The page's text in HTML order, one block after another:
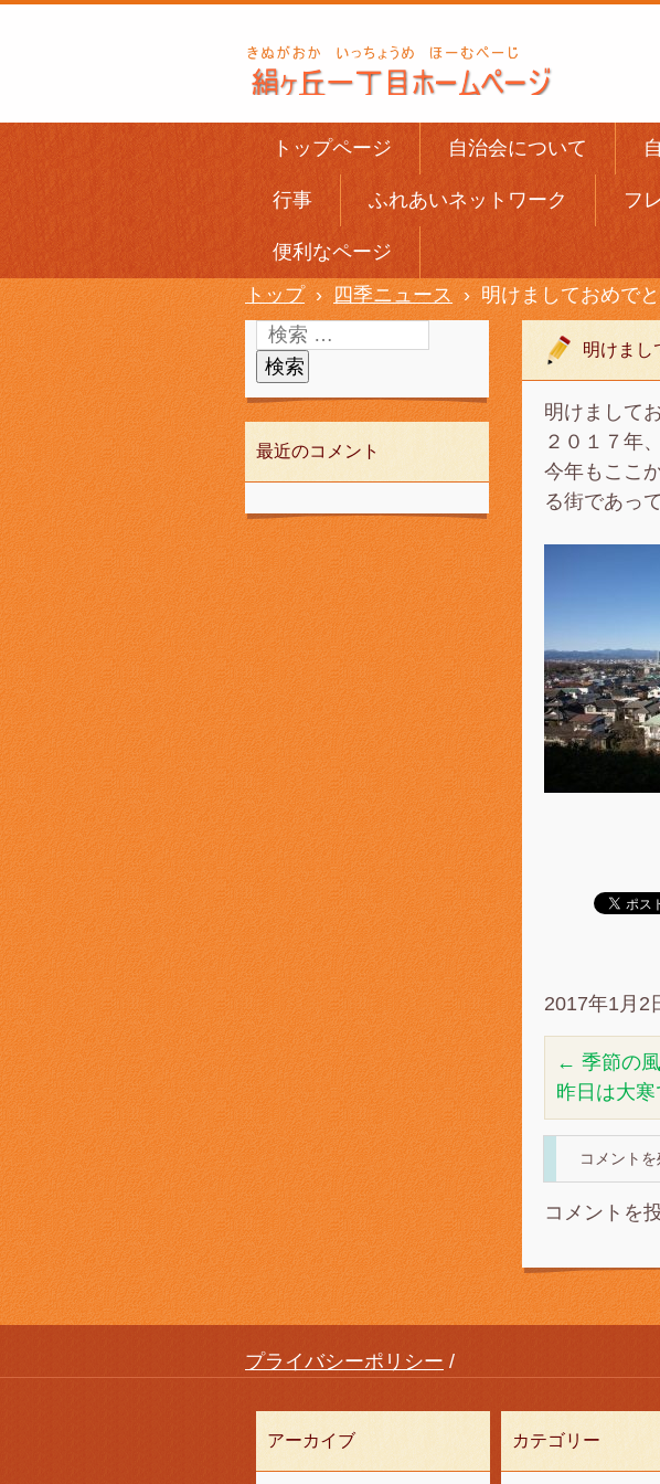
トップページ 自治会について
行事 ふれあいネットワーク フ
便利なページ
トップ › 四季ニュース › 明けましておめで
明けまし
明けまして
２０１７年
今年もここ
る街であっ
2017年1月2
← 季節の
昨日は大寒
コメントを
コメントを
最近のコメント
プライバシーポリシー
アーカイブ カテゴリー